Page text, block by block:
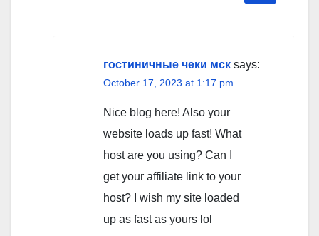
гостиничные чеки мск says:
October 17, 2023 at 1:17 pm
Nice blog here! Also your
website loads up fast! What
host are you using? Can I
get your affiliate link to your
host? I wish my site loaded
up as fast as yours lol